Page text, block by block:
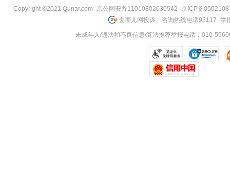
Copyright ©2021 Qunar.com 京公网安备11010802030542 京ICP备
去哪儿网投诉、咨询热线电话95117 举
未成年人/违法和不良信息/算法推荐举报电话：010-